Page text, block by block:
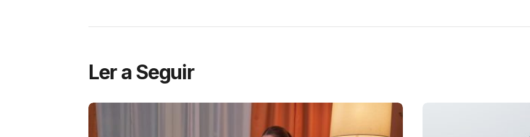
Ler a Seguir